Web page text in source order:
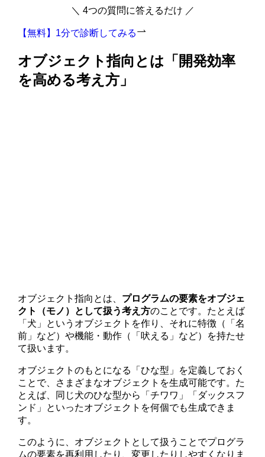
＼ 4つの質問に答えるだけ ／
【無料】1分で診断してみる
オブジェクト指向とは「開発効率
を高める考え方」
オブジェクト指向とは、 プログラムの要素をオブジェ
クト（モノ）として扱う考え方のことです。たとえば
「犬」というオブジェクトを作り、それに特徴（「名
前」など）や機能・動作（「吠える」など）を持たせ
て扱います。
オブジェクトのもとになる「ひな型」を定義しておく
ことで、さまざまなオブジェクトを生成可能です。た
とえば、同じ犬のひな型から「チワワ」「ダックスフ
ンド」といったオブジェクトを何個でも生成できま
す。
このように、オブジェクトとして扱うことでプログラ
ムの要素を再利用したり、変更したりしやすくなりま